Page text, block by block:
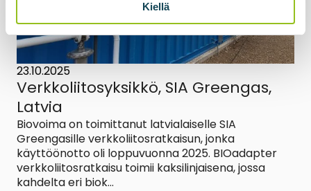
Kiellä
23.10.2025
Verkkoliitosyksikkö, SIA Greengas,
Latvia
Biovoima on toimittanut latvialaiselle SIA
Greengasille verkkoliitosratkaisun, jonka
käyttöönotto oli loppuvuonna 2025. BIOadapter
verkkoliitosratkaisu toimii kaksilinjaisena, jossa
kahdelta eri biok...